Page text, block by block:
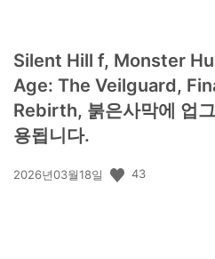
Silent Hill f, Monster
Age: The Veilguard,
Rebirth, 붉은사막에 업
용됩니다.
공
2026년03월18일 43